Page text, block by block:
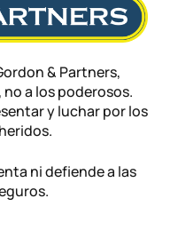
& Partners,
a los poderosos.
y luchar por los
ni defiende a las